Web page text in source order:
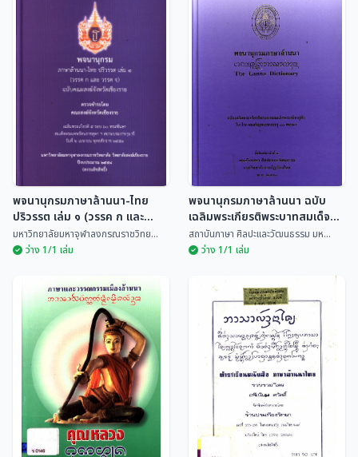
พจนานุกรมภาษาล้านนา-
ไทย ปริวรรต เล่ม ๓ (วรรค
ร-ฮ) ฉบับคณะสงฆ์จังหวัด
มหาวิทยาลัยมหาจุฬาลงกรณราช
พจนานุกรมภาษาล้านนา-
ไทย ปริวรรต เล่ม ๒ (วรรค
รฏ เละ วรรค ต-ย) ฉบับคณะ
สงฆ์จังหวัดเชียงราย
มหาวิทยาลัยมหาจุฬาลงกรณราช
พจนานุกรมภาษาล้านนา-
ไทย ปริวรรต เล่ม ๑ (วรรค
ก และ วรรค จ) ฉบับคณะ
สงฆ์จังหวัดเชียงราย
มหาวิทยาลัยมหาจุฬาลงกรณราช
พจนานุกรมภาษาล้านนา-ไทย
ปริวรรต เล่ม ๑ (วรรค ก และ
วรรค จ) ฉบับคณะสงฆ์จังหวัด
เชียงราย
มหาวิทยาลัยมหาจุฬาลงกรณราชวิทย...
ว่าง 1/1 เล่ม
พจนานุกรมภาษาล้านนา
ฉบับเฉลิมพระเกียรติ
พระบาทสมเด็จพระเจ้าอยู่หัว
ในวโรกาสเจริญพระชนมายุ
๘๐ พรรษา
สถาบันภาษา ศิลปะและวัฒนธรรม
พจนานุกรมภาษาล้านนา ฉบับ
เฉลิมพระเกียรติพระบาทสมเด็จ
พระเจ้าอยู่หัว ในวโรกาสเจริญพระ
ชนมายุ ๘๐ พรรษา
สถาบันภาษา ศิลปะและวัฒนธรรม มห...
ว่าง 1/1 เล่ม